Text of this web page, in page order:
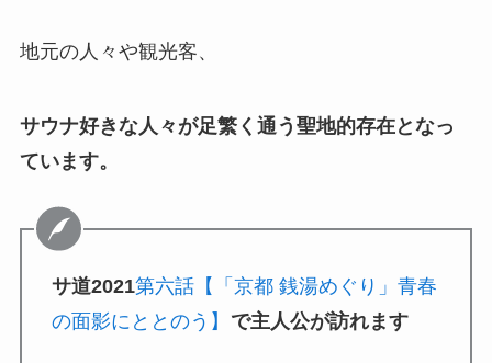
地元の人々や観光客、
サウナ好きな人々が足繁く通う聖地的存在となっ
ています。
サ道2021第六話【「京都 銭湯めぐり」青春
の面影にととのう】
で主人公が訪れます